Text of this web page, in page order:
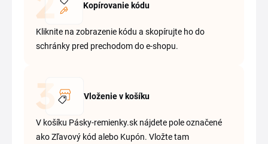
Kopírovanie kódu
Kliknite na zobrazenie kódu a skopírujte ho do
schránky pred prechodom do e-shopu.
Vloženie v košíku
V košíku Pásky-remienky.sk nájdete pole označené
ako Zľavový kód alebo Kupón. Vložte tam